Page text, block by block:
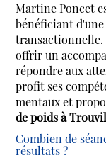
Martine Poncet
bénéficiant
transactionnelle.
offrir un
répondre aux
profit ses
mentaux et
de poids à
Combien de
résultats ?